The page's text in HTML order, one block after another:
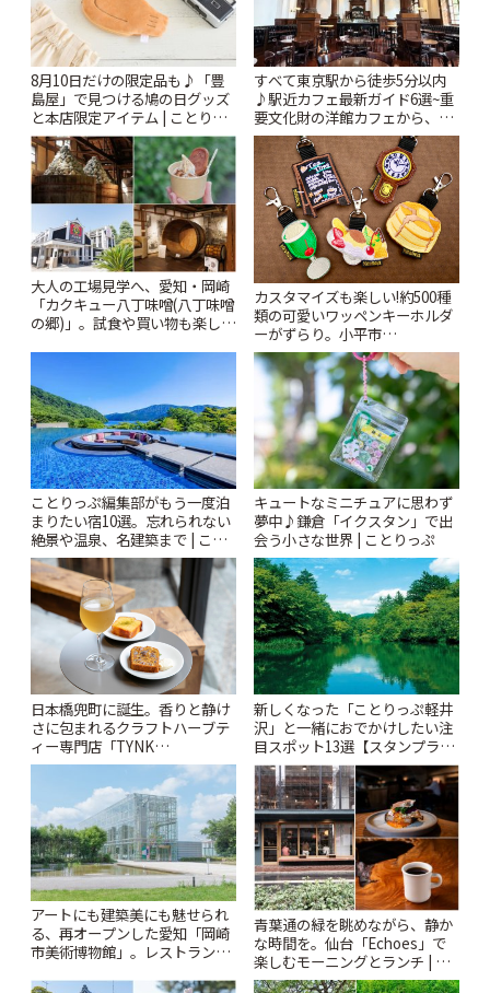
8月10日だけの限定品も♪「豊
島屋」で見つける鳩の日グッズ
と本店限定アイテム | ことりっ
ぷ
すべて東京駅から徒歩5分以内
♪駅近カフェ最新ガイド6選~重
要文化財の洋館カフェから、改
札すぐのレトロ喫茶まで~ | こと
りっぷ
大人の工場見学へ、愛知・岡崎
「カクキュー八丁味噌(八丁味噌
の郷)」。試食や買い物も楽しみ
カスタマイズも楽しい!約500種
類の可愛いワッペンキーホルダ
ーがずらり。小平市
「Kimamaya T&K」 | ことりっ
ぷ
ことりっぷ編集部がもう一度泊
まりたい宿10選。忘れられない
絶景や温泉、名建築まで | こと
りっぷ
キュートなミニチュアに思わず
夢中♪鎌倉「イクスタン」で出
会う小さな世界 | ことりっぷ
日本橋兜町に誕生。香りと静け
さに包まれるクラフトハーブテ
ィー専門店「TYNK
Kabutocho」 | ことりっぷ
新しくなった「ことりっぷ軽井
沢」と一緒におでかけしたい注
目スポット13選【スタンプラリ
ー開催中】 | ことりっぷ
アートにも建築美にも魅せられ
る、再オープンした愛知「岡崎
市美術博物館」。レストランや
青葉通の緑を眺めながら、静か
な時間を。仙台「Echoes」で
楽しむモーニングとランチ | こ
とりっぷ